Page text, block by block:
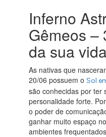
Inferno
Gêmeos –
da sua
As nativas que
20/06 possuem oSol
são conhecidas por ter
personalidade forte.
o poder de
ganhar muito espaço
ambientes